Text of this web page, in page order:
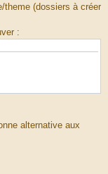
theme (dossiers à créer
:
alternative aux